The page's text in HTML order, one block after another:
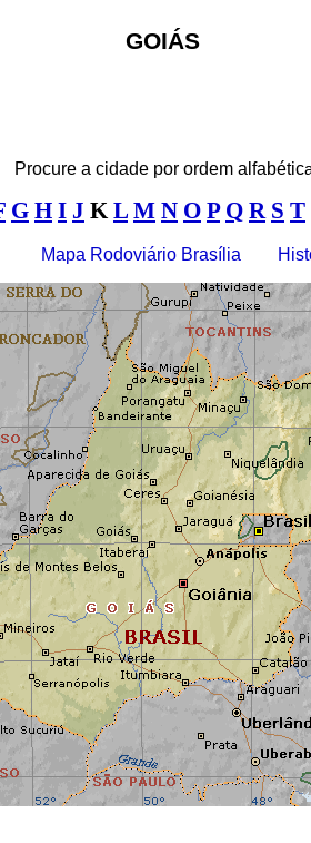
GOIÁS
Procure a cidade por ordem alfabétic
G H I J KL M N O P Q R S T
Mapa Rodoviário Brasília